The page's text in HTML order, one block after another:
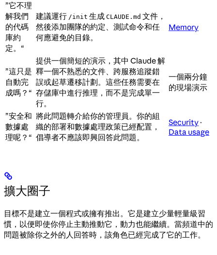
”它不理
解我們
的代碼
庫約
定。“
建議運行 /init 生成 CLAUDE.md 文件，
然後添加團隊的約定、測試命令和任
何應避免的目錄。
Memory
”這只是
自動完
成嗎？“
提供一個簡短的演示，其中 Claude 解
釋一個不熟悉的文件、跨服務追蹤錯
誤或起草遷移計劃。這些任務需要在
存儲庫中進行推理，而不是完成單一
行。
一個兩分鐘
的現場演示
”安全和
數據處
理呢？“
將此問題轉介給你的管理員。你的組
織的部署和數據處理政策已經配置，
倡導者不應該即興回答此問題。
Security ·
Data usage
擴大圈子
目標不是建立一個程式或擁有推出。它是建立少量輕量級習
慣，以便即使你停止主動推動它，動力也能繼續。當頻道中的
問題被除你之外的人回答時，該角色已經完成了它的工作。